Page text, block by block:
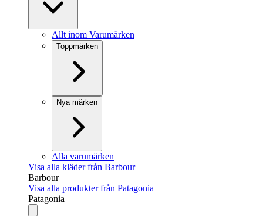
Allt inom Varumärken
Toppmärken
Nya märken
Alla varumärken
Visa alla kläder från Barbour
Barbour
Visa alla produkter från Patagonia
Patagonia